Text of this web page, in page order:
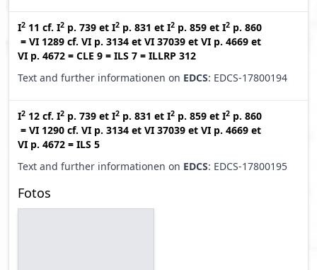
I2 11 cf. I2 p. 739 et I2 p. 831 et I2 p. 859 et I2 p. 860
= VI 1289 cf. VI p. 3134 et VI 37039 et VI p. 4669 et
VI p. 4672 = CLE 9 = ILS 7 = ILLRP 312
Text and further informationen on EDCS: EDCS-17800194
I2 12 cf. I2 p. 739 et I2 p. 831 et I2 p. 859 et I2 p. 860
= VI 1290 cf. VI p. 3134 et VI 37039 et VI p. 4669 et
VI p. 4672 = ILS 5
Text and further informationen on EDCS: EDCS-17800195
Fotos